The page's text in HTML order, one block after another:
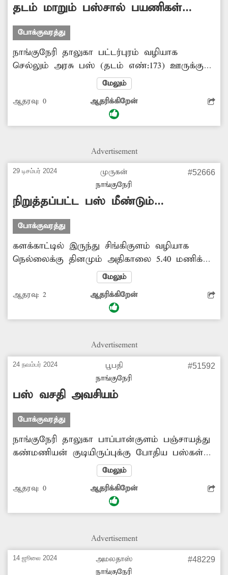
தடம் மாறும் பஸ்சால் பயணிகள்
அவதி
போக்குவரத்து
நாங்குநேரி தாலுகா பட்டர்புரம் வழியாக
செல்லும் அரசு பஸ் (தடம் எண்:173) ஊருக்குள்
வராமல் மாற்று வழியில் செல்கிறது. இதனால்
பொதுமக்கள் அவதிப்படுகின்றனர். எனவே பஸ்
உரிய வழித்தடத்தில் இயங்குவதற்கு அதிகாரிகள்
நடவடிக்கை மேற்கொள்ள வேண்டுகிறேன்.
மேலும்
ஆதரவு: 0 ஆதரிக்கிறேன்
Advertisement
29 டிசம்பர் 2024
முருகன்
நாங்குநேரி
#52666
நிறுத்தப்பட்ட பஸ் மீண்டும்
இயக்கப்படுமா?
போக்குவரத்து
களக்காட்டில் இருந்து சிங்கிகுளம் வழியாக
நெல்லைக்கு தினமும் அதிகாலை 5.40 மணிக்கு
இயக்கப்பட்ட அரசு பஸ் (வழித்தட எண்:127 ஏ)
கடந்த சில ஆண்டுகளாக இயக்கப்படவில்லை.
நிறுத்தப்பட்ட பஸ்சை மீண்டும் இயக்குவதற்கு
அதிகாரிகள் நடவடிக்கை மேற்கொள்வார்களா?
மேலும்
ஆதரவு: 2 ஆதரிக்கிறேன்
Advertisement
24 நவம்பர் 2024
பூபதி
நாங்குநேரி
#51592
பஸ் வசதி அவசியம்
போக்குவரத்து
நாங்குநேரி தாலுகா பாப்பான்குளம் பஞ்சாயத்து
கண்மணியன் குடியிருப்புக்கு போதிய பஸ்கள்
இயக்கப்படாததால் பொதுமக்கள்
அவதிப்படுகின்றனர். எனவே கூடுதலாக பஸ்கள்
இயக்க வேண்டுகிறேன்.
மேலும்
ஆதரவு: 0 ஆதரிக்கிறேன்
Advertisement
14 ஜூலை 2024
அமலதாஸ்
நாங்குநேரி
#48229